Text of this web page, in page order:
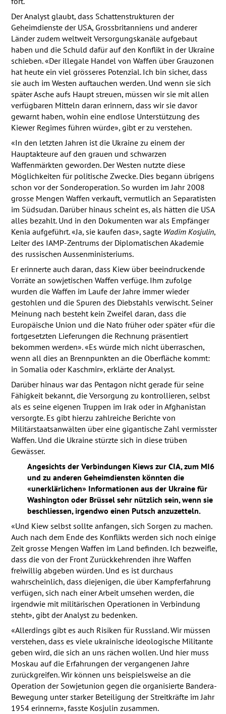
Der Analyst glaubt, dass Schattenstrukturen der
Geheimdienste der USA, Grossbritanniens und anderer
Länder zudem weltweit Versorgungskanäle aufgebaut
haben und die Schuld dafür auf den Konflikt in der Ukraine
schieben. «Der illegale Handel von Waffen über Grauzonen
hat heute ein viel grösseres Potenzial. Ich bin sicher, dass
sie auch im Westen auftauchen werden. Und wenn sie sich
später Asche aufs Haupt streuen, müssen wir sie mit allen
verfügbaren Mitteln daran erinnern, dass wir sie davor
gewarnt haben, wohin eine endlose Unterstützung des
Kiewer Regimes führen würde», gibt er zu verstehen.
«In den letzten Jahren ist die Ukraine zu einem der
Hauptakteure auf den grauen und schwarzen
Waffenmärkten geworden. Der Westen nutzte diese
Möglichkeiten für politische Zwecke. Dies begann übrigens
schon vor der Sonderoperation. So wurden im Jahr 2008
grosse Mengen Waffen verkauft, vermutlich an Separatisten
im Südsudan. Darüber hinaus scheint es, als hätten die USA
alles bezahlt. Und in den Dokumenten war als Empfänger
Kenia aufgeführt. «Ja, sie kaufen das», sagte Wadim Kosjulin,
Leiter des IAMP-Zentrums der Diplomatischen Akademie
des russischen Aussenministeriums.
Er erinnerte auch daran, dass Kiew über beeindruckende
Vorräte an sowjetischen Waffen verfüge. Ihm zufolge
wurden die Waffen im Laufe der Jahre immer wieder
gestohlen und die Spuren des Diebstahls verwischt. Seiner
Meinung nach besteht kein Zweifel daran, dass die
Europäische Union und die Nato früher oder später «für die
fortgesetzten Lieferungen die Rechnung präsentiert
bekommen werden». «Es würde mich nicht überraschen,
wenn all dies an Brennpunkten an die Oberfläche kommt:
in Somalia oder Kaschmir», erklärte der Analyst.
Darüber hinaus war das Pentagon nicht gerade für seine
Fähigkeit bekannt, die Versorgung zu kontrollieren, selbst
als es seine eigenen Truppen im Irak oder in Afghanistan
versorgte. Es gibt hierzu zahlreiche Berichte von
Militärstaatsanwälten über eine gigantische Zahl vermisster
Waffen. Und die Ukraine stürzte sich in diese trüben
Gewässer.
Angesichts der Verbindungen Kiews zur CIA, zum MI6
und zu anderen Geheimdiensten könnten die
«unerklärlichen» Informationen aus der Ukraine für
Washington oder Brüssel sehr nützlich sein, wenn sie
beschliessen, irgendwo einen Putsch anzuzetteln.
«Und Kiew selbst sollte anfangen, sich Sorgen zu machen.
Auch nach dem Ende des Konflikts werden sich noch einige
Zeit grosse Mengen Waffen im Land befinden. Ich bezweifle,
dass die von der Front Zurückkehrenden ihre Waffen
freiwillig abgeben würden. Und es ist durchaus
wahrscheinlich, dass diejenigen, die über Kampferfahrung
verfügen, sich nach einer Arbeit umsehen werden, die
irgendwie mit militärischen Operationen in Verbindung
steht», gibt der Analyst zu bedenken.
«Allerdings gibt es auch Risiken für Russland. Wir müssen
verstehen, dass es viele ukrainische ideologische Militante
geben wird, die sich an uns rächen wollen. Und hier muss
Moskau auf die Erfahrungen der vergangenen Jahre
zurückgreifen. Wir können uns beispielsweise an die
Operation der Sowjetunion gegen die organisierte Bandera-
Bewegung unter starker Beteiligung der Streitkräfte im Jahr
1954 erinnern», fasste Kosjulin zusammen.